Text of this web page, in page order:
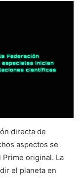
directa de
aspectos se
Prime original. La
el planeta en